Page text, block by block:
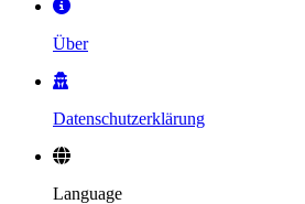
Über
Datenschutzerklärung
Language